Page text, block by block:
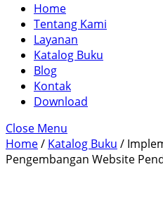
Home
Tentang Kami
Layanan
Katalog Buku
Blog
Kontak
Download
Close Menu
Home/ Katalog Buku /
Pengembangan Website